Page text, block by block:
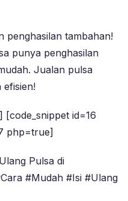
penghasilan tambahan!
punya penghasilan
Jualan pulsa
efisien!
[code_snippet id=16
php=true]
Pulsa di
#Mudah #Isi #Ulang